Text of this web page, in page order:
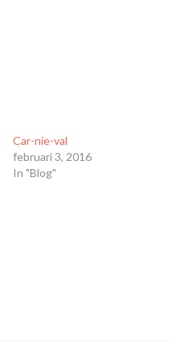
Car-nie-val
februari 3, 2016
In "Blog"